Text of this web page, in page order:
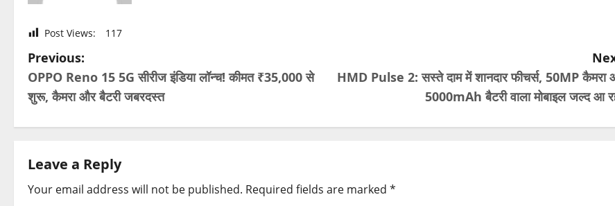
Post Views: 117
P
o
s
n
Previous:
OPPO Reno 15 5G सीरीज इंडिया लॉन्च! कीमत ₹35,000 से
शुरू, कैमरा और बैटरी जबरदस्त
HMD Pulse 2: सस्ते दाम में शानदार फीचर्स, 50MP कैमरा
5000mAh बैटरी वाला मोबाइल जल्द आ
Leave a Reply
Your email address will not be published. Required fields are marked *